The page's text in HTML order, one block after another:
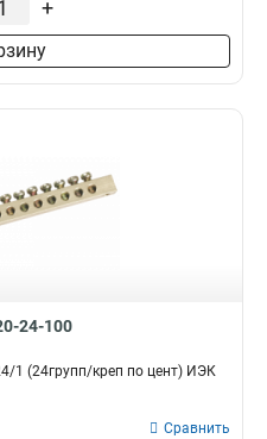
+
24-100
1 (24групп/креп по цент) ИЭК
Сравнить